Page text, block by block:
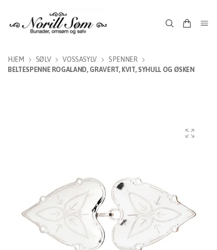
HJEM SØLV VOSSASYLV
SPENNER
BELTESPENNE ROGALAND, GRAVERT, KVIT, SYHULL OG ØSKEN